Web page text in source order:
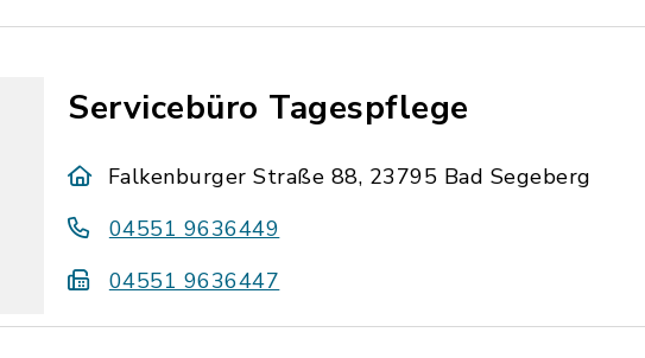
Servicebüro Tagespflege
Falkenburger Straße 88, 23795 Bad Segeberg
04551 9636449
04551 9636447